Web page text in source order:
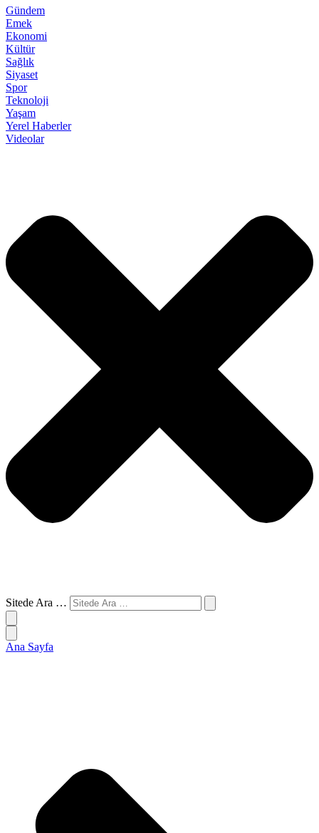
Gündem
Emek
Ekonomi
Kültür
Sağlık
Siyaset
Spor
Teknoloji
Yaşam
Yerel Haberler
Videolar
Sitede Ara …
Ana Sayfa